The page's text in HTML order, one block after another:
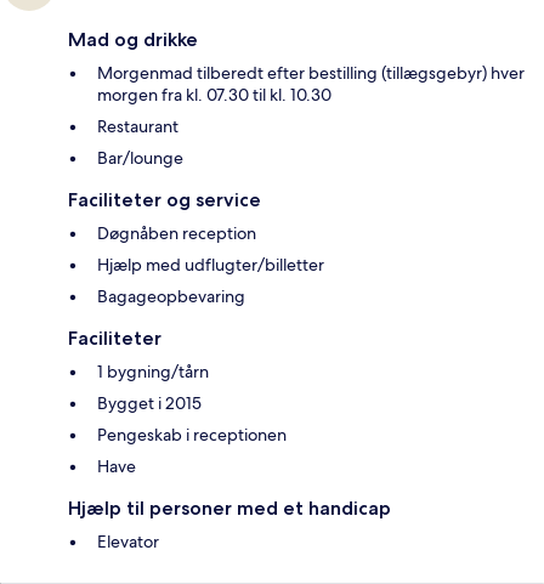
Mad og drikke
Morgenmad tilberedt efter bestilling (tillægsgebyr) hver
morgen fra kl. 07.30 til kl. 10.30
Restaurant
Bar/lounge
Faciliteter og service
Døgnåben reception
Hjælp med udflugter/billetter
Bagageopbevaring
Faciliteter
1 bygning/tårn
Bygget i 2015
Pengeskab i receptionen
Have
Hjælp til personer med et handicap
Elevator